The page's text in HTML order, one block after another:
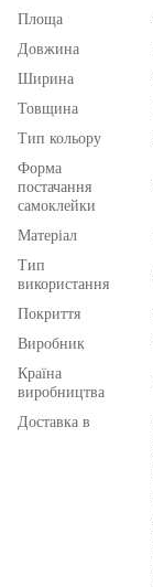
Площа
Довжина
Ширина
Товщина
Тип кольору
Форма
постачання
самоклейки
Матеріал
Тип
використання
Покриття
Виробник
Країна
виробництва
Доставка в